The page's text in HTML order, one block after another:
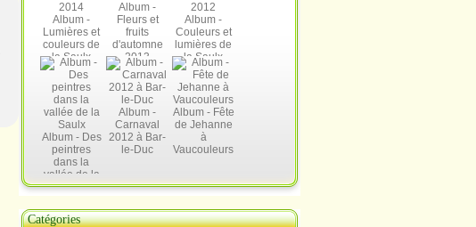
Album -
Lumières et
couleurs de
la Saulx
Créations
2014
Album -
Fleurs et
fruits
d'automne
2013
Album -
Couleurs et
lumières de
la Saulx
Créations
2012
Album - Des
peintres
dans la
vallée de la
Saulx
Album -
Carnaval
2012 à Bar-
le-Duc
Album - Fête
de Jehanne
à
Vaucouleurs
Catégories